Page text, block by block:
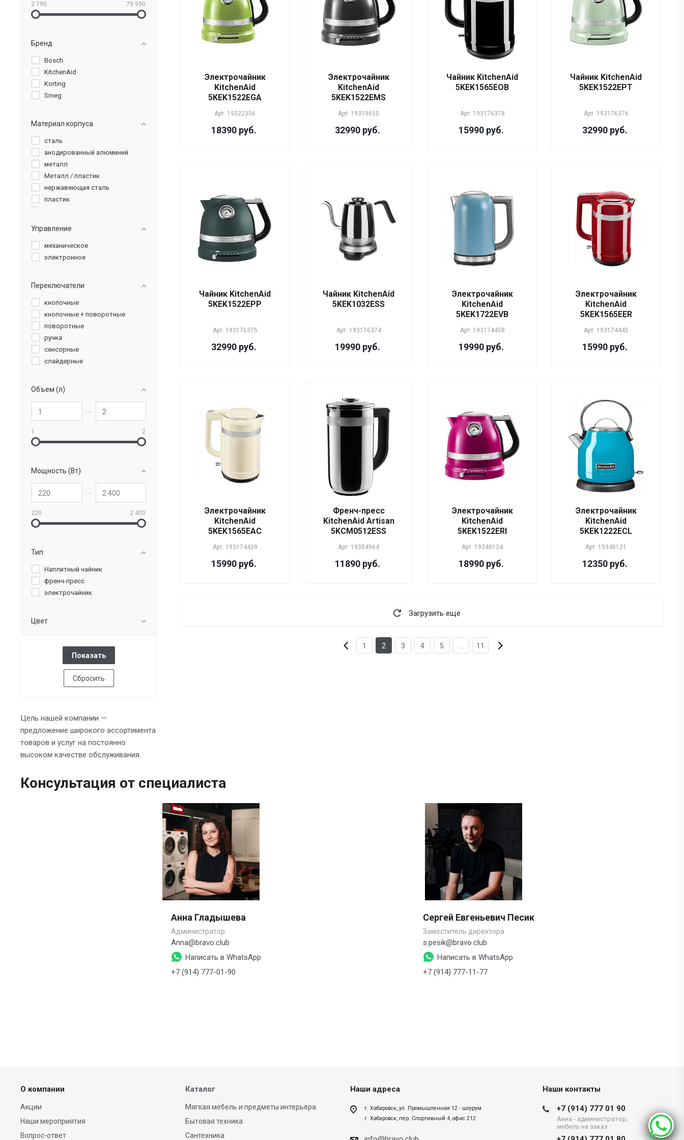
Электрочайник
KitchenAid
5KEK1522EGA
Арт. 19322306
18390 руб.
Электрочайник
KitchenAid
5KEK1522EMS
Арт. 19319650
32990 руб.
Чайник KitchenAid
5KEK1565EOB
Арт. 193176378
15990 руб.
Чайник KitchenAid
5KEK1522EPT
Арт. 193176376
32990 руб.
Чайник KitchenAid
5KEK1522EPP
Арт. 193176375
32990 руб.
Чайник KitchenAid
5KEK1032ESS
Арт. 193176374
19990 руб.
Электрочайник
KitchenAid
5KEK1722EVB
Арт. 193174458
19990 руб.
Электрочайник
KitchenAid
5KEK1565EER
Арт. 193174445
15990 руб.
Электрочайник
KitchenAid
5KEK1565EAC
Арт. 193174439
15990 руб.
Френч-пресс
KitchenAid Artisan
5KCM0512ESS
Арт. 19354964
11890 руб.
Электрочайник
KitchenAid
5KEK1522ERI
Арт. 19348124
18990 руб.
Электрочайник
KitchenAid
5KEK1222ECL
Арт. 19348121
12350 руб.
Загрузить еще
1 2 3 4 5 11
2 790 75 990
Бренд
Bosch
KitchenAid
Korting
Smeg
Материал корпуса
cталь
анодированный алюминий
металл
Металл / пластик
нержавеющая сталь
пластик
Управление
механическое
электронное
Переключатели
кнопочные
кнопочные + поворотные
поворотные
ручка
сенсорные
слайдерные
Объем (л)
1 2
Мощность (Вт)
220 2 400
Тип
Наплитный чайник
френч-пресс
электрочайник
Цвет
Сбросить
Цель нашей компании —
предложение широкого ассортимента
товаров и услуг на постоянно
высоком качестве обслуживания.
Консультация от специалиста
Анна Гладышева
Администратор
Anna@bravo.club
Написать в WhatsApp
+7 (914) 777-01-90
Сергей Евгеньевич Песик
Заместитель директора
s.pesik@bravo.club
Написать в WhatsApp
+7 (914) 777-11-77
О компании
Акции
Наши мероприятия
Вопрос-ответ
Каталог
Мягкая мебель и предметы интерьера
Бытовая техника
Сантехника
Наши адреса
г. Хабаровск, ул. Промышленная 12 - шоурум
г. Хабаровск, пер. Спортивный 4, офис 212
Наши контакты
+7 (914) 777 01 90
Анна - администратор,
мебель на заказ